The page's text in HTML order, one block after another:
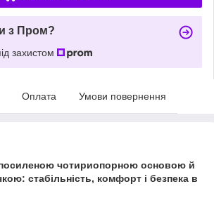
з Пром?
захистом
Оплата Умови повернення
чотириопорною основою й
стабільність, комфорт і безпека в